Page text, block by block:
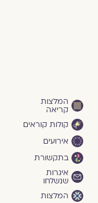
המלצות
קריאה
קולות קוראים
אירועים
בתקשורת
איגרות
שנשלחו
המלצות